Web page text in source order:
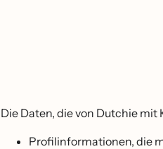
Die Daten, die von Dutchie
Profilinformationen, die